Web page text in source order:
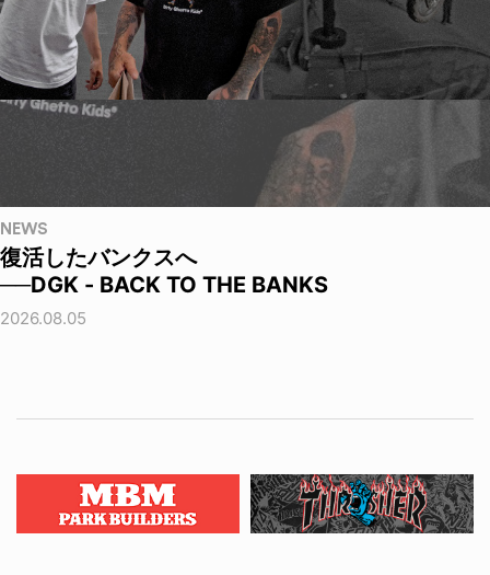
NEWS
復活したバンクスへ
──DGK - BACK TO THE BANKS
2026.08.05